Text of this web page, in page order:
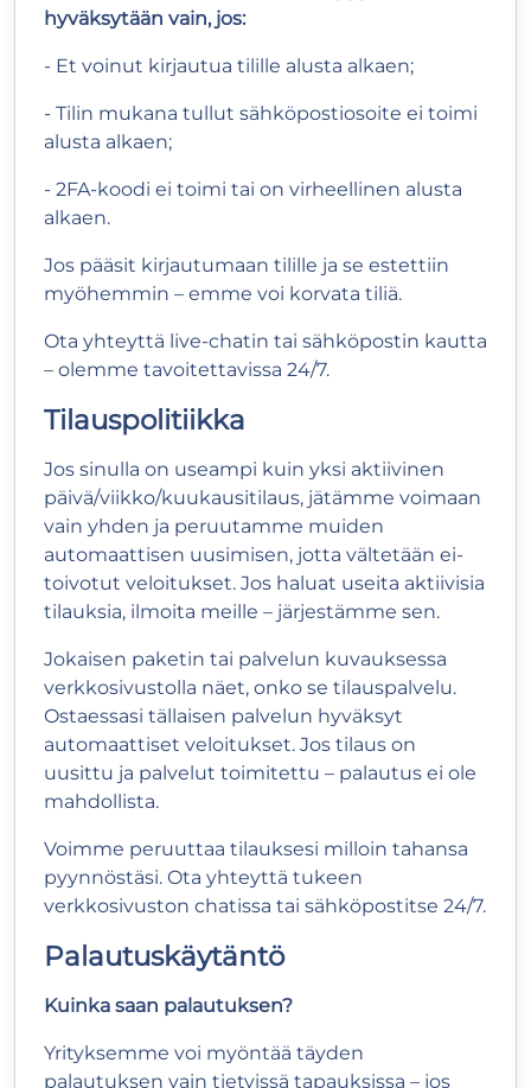
hyväksytään vain, jos:
- Et voinut kirjautua tilille alusta alkaen;
- Tilin mukana tullut sähköpostiosoite ei toimi
alusta alkaen;
- 2FA-koodi ei toimi tai on virheellinen alusta
alkaen.
Jos pääsit kirjautumaan tilille ja se estettiin
myöhemmin – emme voi korvata tiliä.
Ota yhteyttä live-chatin tai sähköpostin kautta
– olemme tavoitettavissa 24/7.
Tilauspolitiikka
Jos sinulla on useampi kuin yksi aktiivinen
päivä/viikko/kuukausitilaus, jätämme voimaan
vain yhden ja peruutamme muiden
automaattisen uusimisen, jotta vältetään ei-
toivotut veloitukset. Jos haluat useita aktiivisia
tilauksia, ilmoita meille – järjestämme sen.
Jokaisen paketin tai palvelun kuvauksessa
verkkosivustolla näet, onko se tilauspalvelu.
Ostaessasi tällaisen palvelun hyväksyt
automaattiset veloitukset. Jos tilaus on
uusittu ja palvelut toimitettu – palautus ei ole
mahdollista.
Voimme peruuttaa tilauksesi milloin tahansa
pyynnöstäsi. Ota yhteyttä tukeen
verkkosivuston chatissa tai sähköpostitse 24/7.
Palautuskäytäntö
Kuinka saan palautuksen?
Yrityksemme voi myöntää täyden
palautuksen vain tietyissä tapauksissa – jos